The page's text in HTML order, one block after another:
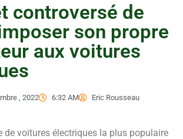
controversé de
son propre
aux voitures
, 2022 6:32 AM
Eric Rousseau
de voitures électriques la plus populaire